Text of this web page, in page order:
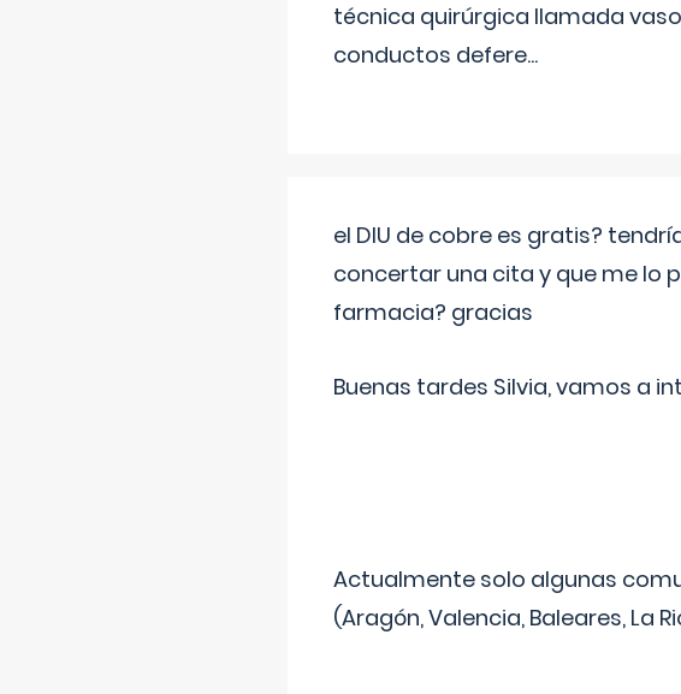
técnica quirúrgica llamada
conductos defere...
el DIU de cobre es gratis?
concertar una cita y que me lo
farmacia? gracias
Buenas tardes Silvia, vamos a
Actualmente solo algunas
(Aragón, Valencia, Baleares, La